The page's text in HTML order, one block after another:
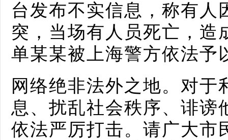
台发布不实信息，称有人
突，当场有人员死亡，造
单某某被上海警方依法予
网络绝非法外之地。对于
息、扰乱社会秩序、诽谤
依法严厉打击。请广大市